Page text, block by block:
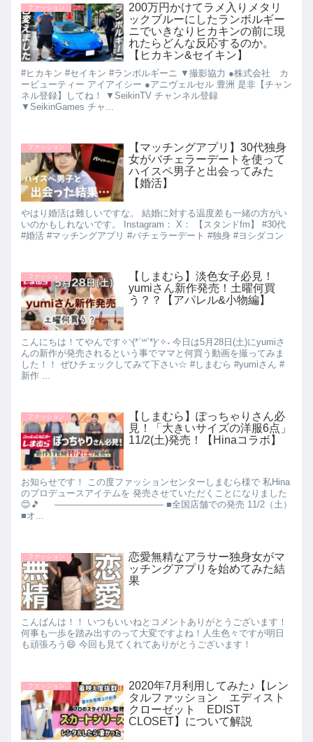
ファッション
200万円かけてラメ入りメタリ
ックブルーにしたランボルギー
ニでいきなりヒカキンの前に現
れたらどんな反応するのか。
【ヒカキン&セイキン】
#ヒカキン #セイキン #ランボルギーニ ▼撮影協力 ●株式会社 カ
ービューティー アイアイシー ●アニヴェルセル 豊洲 是非【チャン
ネル登録】してね！ ▼SeikinTV チャンネル登録
▼SeikinGames チャ...
ファッション
【マッチングアプリ】30代独身
女がバチェラーデートを使って
ハイスペ男子と出会ってみた
【婚活】
やはり婚活は難しいですな。 結婚に対する温度差も一緒の方がい
いのかもしれないです。 Instagram： X： 【スタンドfm】 #30代
#婚活 #マッチングアプリ #バチェラーデート #独身 #ヨシダコン
ファッション
【しまむら】淡色女子必見！
yumiさん新作発売！土曜何買
う？？【アパレル&小物編】
こんにちは！てやんです✧︎◝︎(*´꒳`*)◜︎✧︎˖ 今日は5月28日(土)にyumiさ
んの新作が発売されるという事でママと何買う動画を撮ってみま
した！！ ぜひチェックしてみて下さい☆ #しまむら #yumiさん #
新作 ...
ファッション
【しまむら】ぽっちゃりさん必
見！「大きいサイズの洋服6点」
11/2(土)発売！【Hinaコラボ】
お知らせです！ この度ファッションセンターしまむら様で 私Hina
のプロデュースアイテムを 発売させていただくことになりました
😊🎵 ———————————— ■全国店舗での発売 11/2（土）
■オ...
ファッション
恋愛無精なアラサー独身女がマ
ッチングアプリを始めてみた結
果
こんばんは！！ いつもいいねとコメントありがとうございます！
何事も一歩を踏み出すのって大変ですよね！人生色々ですが明日
も頑張ろう😄 今回も見てくれてありがとうございます！
ファッション
2020年7月利用してみた♪【レン
タルファッション エディスト
クローゼット EDIST
CLOSET】について解説